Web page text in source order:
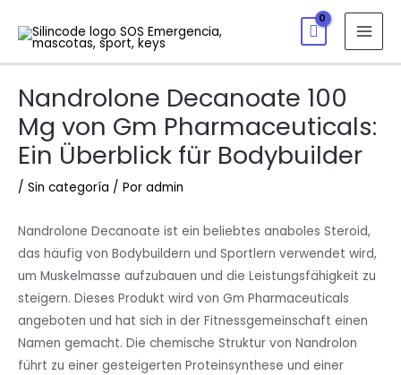
Nandrolone Decanoate 100
Mg von Gm Pharmaceuticals:
Ein Überblick für Bodybuilder
/ Sin categoría / Por admin
Nandrolone Decanoate ist ein beliebtes anaboles Steroid,
das häufig von Bodybuildern und Sportlern verwendet wird,
um Muskelmasse aufzubauen und die Leistungsfähigkeit zu
steigern. Dieses Produkt wird von Gm Pharmaceuticals
angeboten und hat sich in der Fitnessgemeinschaft einen
Namen gemacht. Die chemische Struktur von Nandrolon
führt zu einer gesteigerten Proteinsynthese und einer